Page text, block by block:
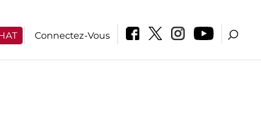
Connectez-Vous